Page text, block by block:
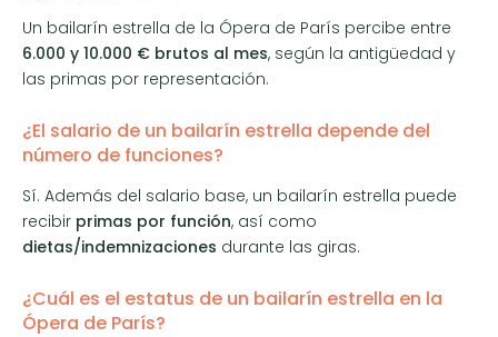
Un bailarín estrella de la Ópera de París percibe entre
6.000 y 10.000 € brutos al mes, según la antigüedad y
las primas por representación.
¿El salario de un bailarín estrella depende del
número de funciones?
Sí. Además del salario base, un bailarín estrella puede
recibir primas por función, así como
dietas/indemnizaciones durante las giras.
¿Cuál es el estatus de un bailarín estrella en la
Ópera de París?